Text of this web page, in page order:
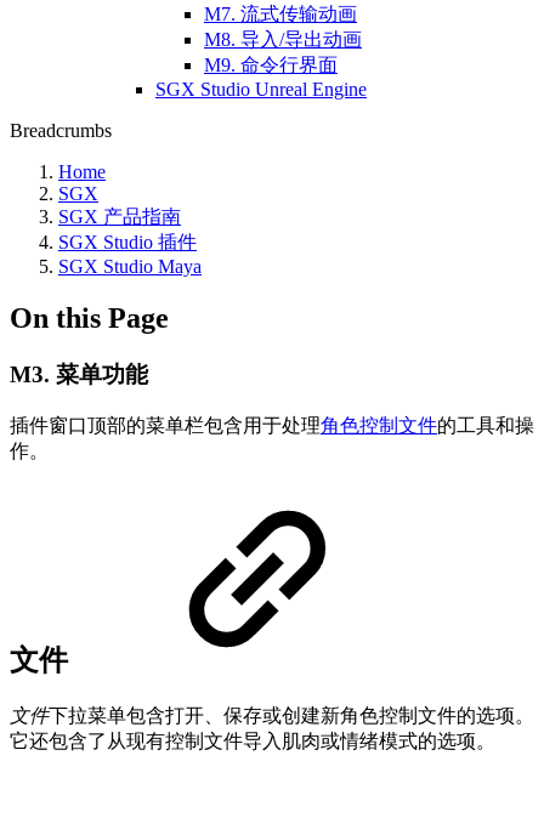
M7. 流式传输动画
M8. 导入/导出动画
M9. 命令行界面
SGX Studio Unreal Engine
Breadcrumbs
Home
SGX
SGX 产品指南
SGX Studio 插件
SGX Studio Maya
On this Page
M3. 菜单功能
插件窗口顶部的菜单栏包含用于处理角色控制文件的工具和操
作。
文件
文件下拉菜单包含打开、保存或创建新角色控制文件的选项。
它还包含了从现有控制文件导入肌肉或情绪模式的选项。